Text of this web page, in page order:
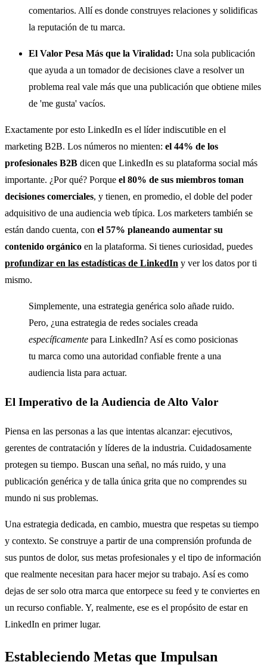
comentarios. Allí es donde construyes relaciones y solidificas
la reputación de tu marca.
El Valor Pesa Más que la Viralidad: Una sola publicación
que ayuda a un tomador de decisiones clave a resolver un
problema real vale más que una publicación que obtiene miles
de 'me gusta' vacíos.
Exactamente por esto LinkedIn es el líder indiscutible en el
marketing B2B. Los números no mienten: el 44% de los
profesionales B2B dicen que LinkedIn es su plataforma social más
importante. ¿Por qué? Porque el 80% de sus miembros toman
decisiones comerciales, y tienen, en promedio, el doble del poder
adquisitivo de una audiencia web típica. Los marketers también se
están dando cuenta, con el 57% planeando aumentar su
contenido orgánico en la plataforma. Si tienes curiosidad, puedes
profundizar en las estadísticas de LinkedIn y ver los datos por ti
mismo.
Simplemente, una estrategia genérica solo añade ruido.
Pero, ¿una estrategia de redes sociales creada
específicamente para LinkedIn? Así es como posicionas
tu marca como una autoridad confiable frente a una
audiencia lista para actuar.
El Imperativo de la Audiencia de Alto Valor
Piensa en las personas a las que intentas alcanzar: ejecutivos,
gerentes de contratación y líderes de la industria. Cuidadosamente
protegen su tiempo. Buscan una señal, no más ruido, y una
publicación genérica y de talla única grita que no comprendes su
mundo ni sus problemas.
Una estrategia dedicada, en cambio, muestra que respetas su tiempo
y contexto. Se construye a partir de una comprensión profunda de
sus puntos de dolor, sus metas profesionales y el tipo de información
que realmente necesitan para hacer mejor su trabajo. Así es como
dejas de ser solo otra marca que entorpece su feed y te conviertes en
un recurso confiable. Y, realmente, ese es el propósito de estar en
LinkedIn en primer lugar.
Estableciendo Metas que Impulsan